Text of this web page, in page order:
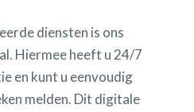
diensten is ons
Hiermee heeft u 24/7
en kunt u eenvoudig
melden. Dit digitale